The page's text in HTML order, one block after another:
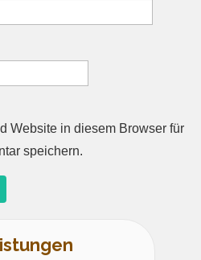
Website in diesem Browser für
speichern.